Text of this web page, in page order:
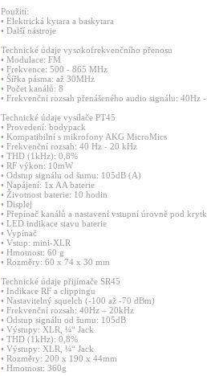
Použití:
• Elektrická kytara a baskytara
• Další nástroje
Technické údaje vysokofrekvenčního přenosu
• Modulace: FM
• Frekvence: 500 - 865 MHz
• Šířka pásma: až 30MHz
• Počet kanálů: 8
• Frekvenční rozsah přenášeného audio signálu: 40Hz
Technické údaje vysílače PT45
• Provedení: bodypack
• Kompatibilní s mikrofony AKG MicroMics
• Frekvenční rozsah: 40 Hz - 20 kHz
• THD (1kHz): 0,8%
• RF výkon: 10mW
• Odstup signálu od šumu: 105dB (A)
• Napájení: 1x AA baterie
• Životnost baterie: 10 hodin
• Displej
• Přepínač kanálů a nastavení vstupní úrovně pod
• LED indikace stavu baterie
• Vypínač
• Vstup: mini-XLR
• Hmotnost: 60 g
• Rozměry: 60 x 74 x 30 mm
Technické údaje přijímače SR45
• Indikace RF a clippingu
• Nastavitelný squelch (-100 až -70 dBm)
• Frekvenční rozsah: 40Hz – 20kHz
• Odstup signálu od šumu: 105dB
• Výstupy: XLR, ¼“ Jack
• THD (1kHz): 0,8%
• Výstupy: XLR, ¼“ Jack
• Rozměry: 200 x 190 x 44mm
• Hmotnost: 360g